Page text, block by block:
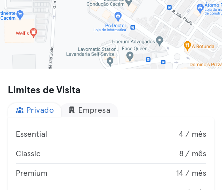
Limites de Visita
Privado Empresa
Essential 4 / mês
Classic 8 / mês
Premium 14 / mês